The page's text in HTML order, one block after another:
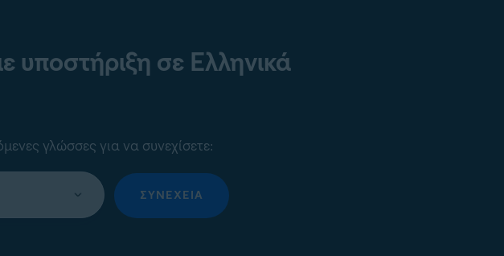
υποστήριξη σε Ελληνικά
γλώσσες για να συνεχίσετε:
ΣΥΝΈΧΕΙΑ